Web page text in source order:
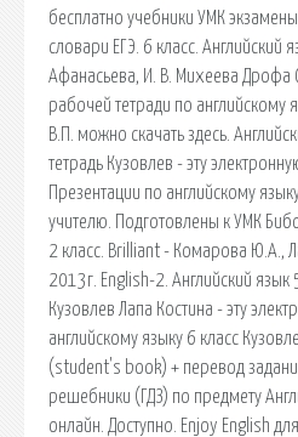
бесплатно учебники УМК
словари ЕГЭ. 6 класс. Английский
Афанасьева, И. В. Михеева Дрофа
рабочей тетради по английскому
В.П. можно скачать здесь.
тетрадь Кузовлев - эту
Презентации по английскому
учителю. Подготовлены к УМК
2 класс. Brilliant - Комарова Ю.А.,
2013г. English-2. Английский язык
Кузовлев Лапа Костина - эту
английскому языку 6 класс
(student's book) + перевод
решебники (ГДЗ) по предмету
онлайн. Доступно. Enjoy English